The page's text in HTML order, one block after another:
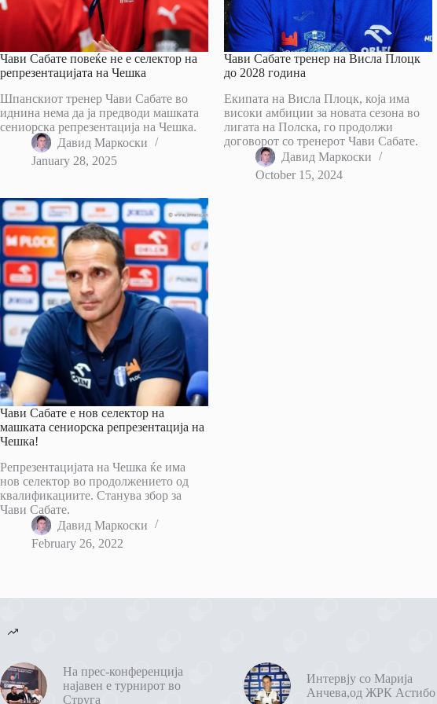
Чави Сабате повеќе не е селектор на
репрезентацијата на Чешка
Шпанскиот тренер Чави Сабате во
иднина нема да ја предводи машката
сениорска репрезентација на Чешка.
Давид Маркоски
January 28, 2025
Чави Сабате тренер на Висла Плоцк
до 2028 година
Екипата на Висла Плоцк, која има
високи амбиции за новата сезона во
лигата на Полска, го продолжи
договорот со тренерот Чави Сабате.
Давид Маркоски
October 15, 2024
Чави Сабате е нов селектор на
машката сениорска репрезентација на
Чешка!
Репрезентацијата на Чешка ќе има
нов селектор во продолжението од
квалификациите. Станува збор за
Чави Сабате.
Давид Маркоски
February 26, 2022
На прес-конференција
најавен е турнирот во
Струга
Интервју со Марија
Анчева,од ЖРК Астибо